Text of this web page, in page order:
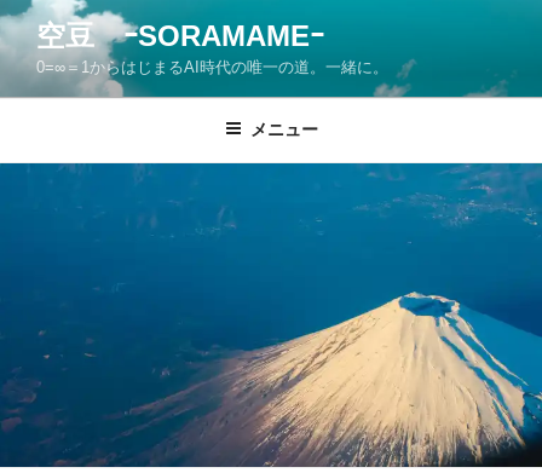
コ
ン
ン
空豆 ｰSORAMAMEｰ
0=∞＝1からはじまるAI時代の唯一の道。一緒に。
メニュー